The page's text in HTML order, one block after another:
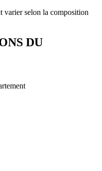
varier selon la composition
DU